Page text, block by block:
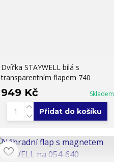
Dvířka STAYWELL bílá s
transparentním flapem 740
949 Kč Skladem
Přidat do košíku